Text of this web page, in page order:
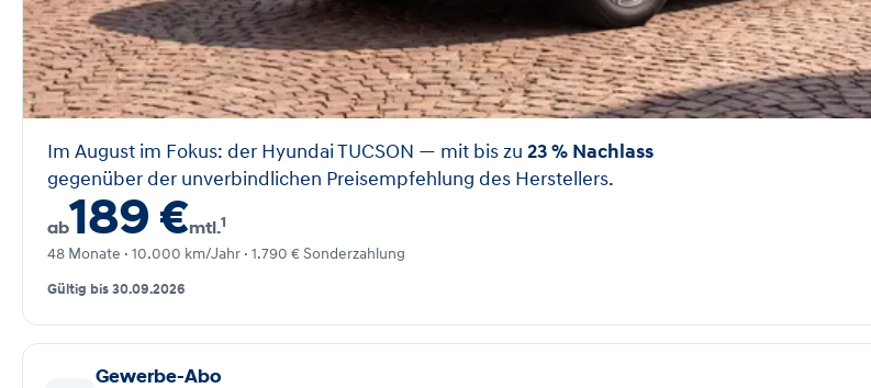
Im August im Fokus: der Hyundai TUCSON — mit bis zu 23 % Nachlass
gegenüber der unverbindlichen Preisempfehlung des Herstellers.
ab189 €mtl.1
48 Monate · 10.000 km/Jahr · 1.790 € Sonderzahlung
Gültig bis 30.09.2026
Gewerbe-Abo